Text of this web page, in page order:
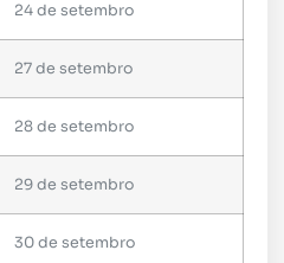
24 de setembro
27 de setembro
28 de setembro
29 de setembro
30 de setembro